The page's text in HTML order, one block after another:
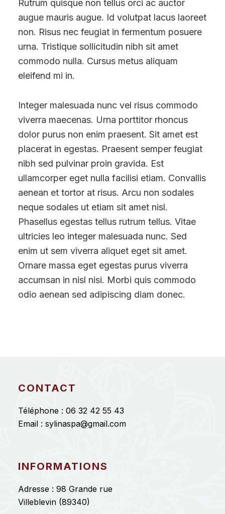
Rutrum quisque non tellus orci ac auctor
augue mauris augue. Id volutpat lacus laoreet
non. Risus nec feugiat in fermentum posuere
urna. Tristique sollicitudin nibh sit amet
commodo nulla. Cursus metus aliquam
eleifend mi in.
Integer malesuada nunc vel risus commodo
viverra maecenas. Urna porttitor rhoncus
dolor purus non enim praesent. Sit amet est
placerat in egestas. Praesent semper feugiat
nibh sed pulvinar proin gravida. Est
ullamcorper eget nulla facilisi etiam. Convallis
aenean et tortor at risus. Arcu non sodales
neque sodales ut etiam sit amet nisl.
Phasellus egestas tellus rutrum tellus. Vitae
ultricies leo integer malesuada nunc. Sed
enim ut sem viverra aliquet eget sit amet.
Ornare massa eget egestas purus viverra
accumsan in nisl nisi. Morbi quis commodo
odio aenean sed adipiscing diam donec.
CONTACT
Téléphone : 06 32 42 55 43
Email : sylinaspa@gmail.com
INFORMATIONS
Adresse : 98 Grande rue
Villeblevin (89340)